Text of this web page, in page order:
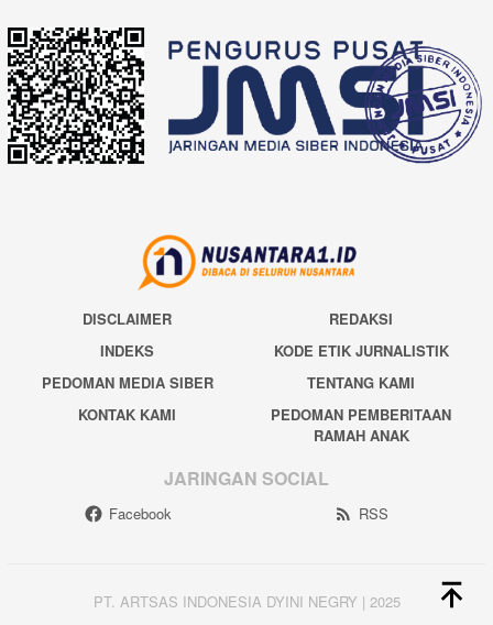
DISCLAIMER
REDAKSI
INDEKS
KODE ETIK JURNALISTIK
PEDOMAN MEDIA SIBER
TENTANG KAMI
KONTAK KAMI
PEDOMAN PEMBERITAAN
RAMAH ANAK
JARINGAN SOCIAL
Facebook RSS
PT. ARTSAS INDONESIA DYINI NEGRY | 2025